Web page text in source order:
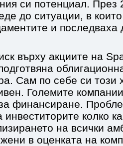
си потенциал. През
до ситуации, в
и последваха
върху акциите на
Сам по себе си този
Големите
финансиране.
колко
на всички
в оценката на